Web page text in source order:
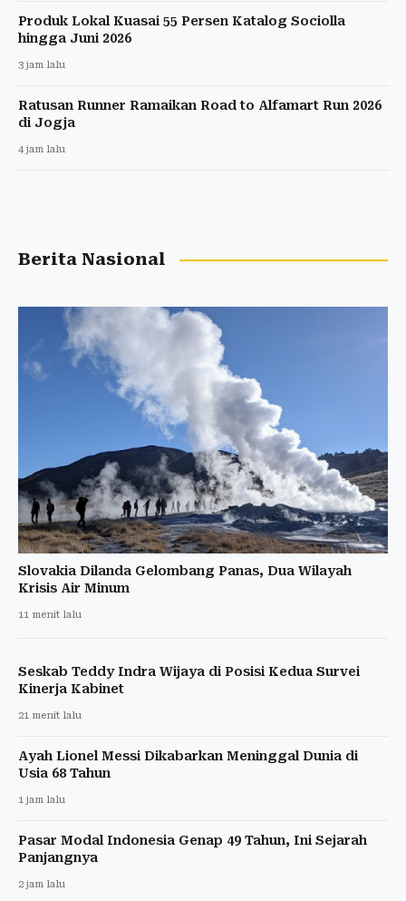
Produk Lokal Kuasai 55 Persen Katalog Sociolla
hingga Juni 2026
3 jam lalu
Ratusan Runner Ramaikan Road to Alfamart Run 2026
di Jogja
4 jam lalu
Berita Nasional
Slovakia Dilanda Gelombang Panas, Dua Wilayah
Krisis Air Minum
11 menit lalu
Seskab Teddy Indra Wijaya di Posisi Kedua Survei
Kinerja Kabinet
21 menit lalu
Ayah Lionel Messi Dikabarkan Meninggal Dunia di
Usia 68 Tahun
1 jam lalu
Pasar Modal Indonesia Genap 49 Tahun, Ini Sejarah
Panjangnya
2 jam lalu